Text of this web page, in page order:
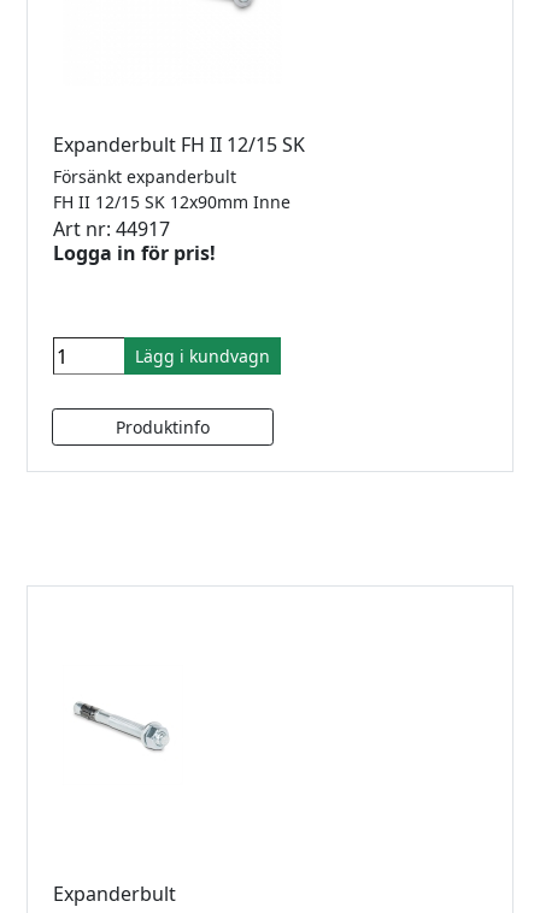
Expanderbult FH II 12/15 SK
Försänkt expanderbult
FH II 12/15 SK 12x90mm Inne
Art nr: 44917
Logga in för pris!
Lägg i kundvagn
Expanderbult